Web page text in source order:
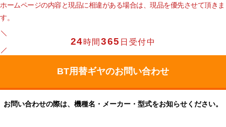
ホームページの内容と現品に相違がある場合は、現品を優先させて頂きま
す。
24時間365 日受付中
お問い合わせの際は、機種名・メーカー・型式をお知らせください。